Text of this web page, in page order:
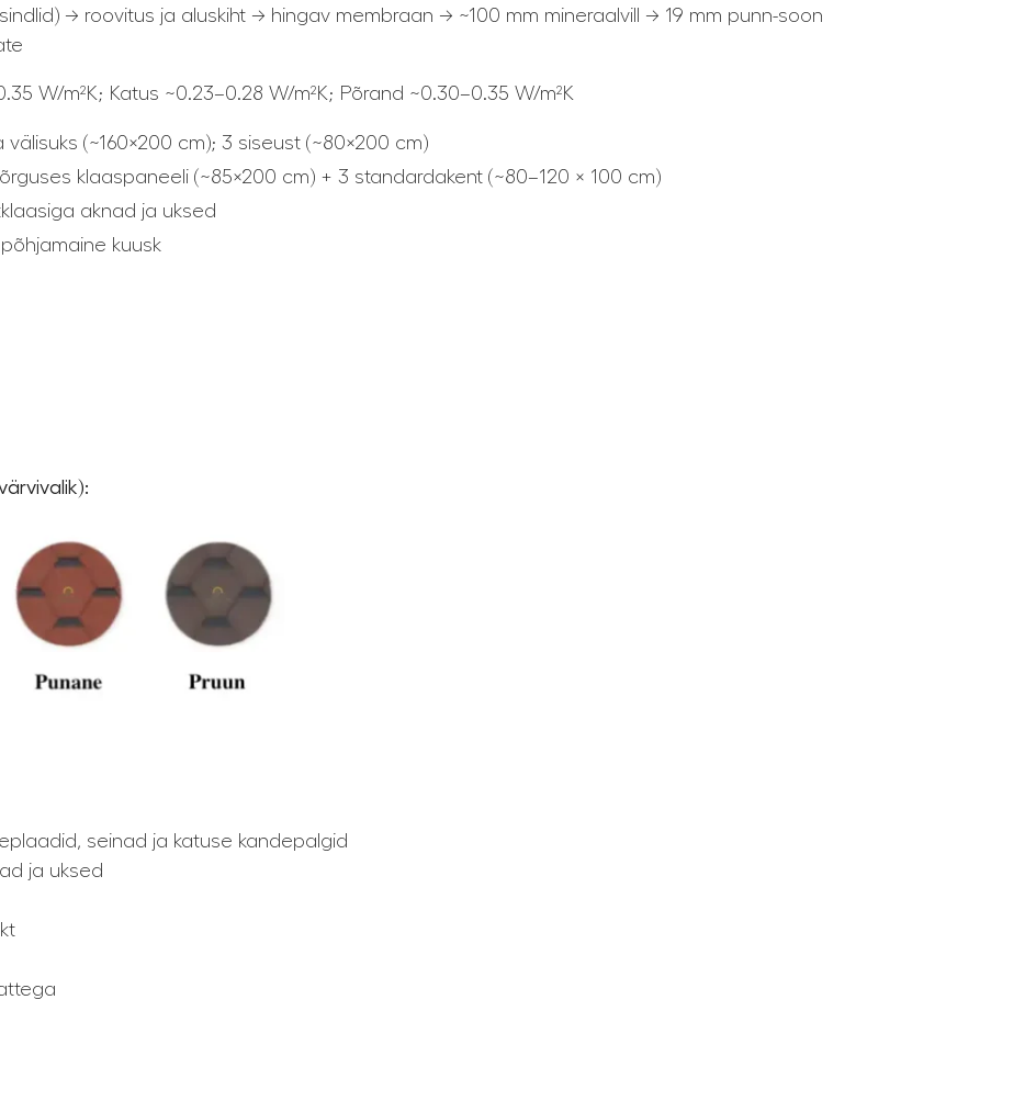
→ roovitus ja aluskiht → hingav membraan → ~100 mm mineraalvill → 19 mm punn-soon
W/m²K; Katus ~0.23–0.28 W/m²K; Põrand ~0.30–0.35 W/m²K
välisuks (~160×200 cm); 3 siseust (~80×200 cm)
klaaspaneeli (~85×200 cm) + 3 standardakent (~80–120 × 100 cm)
aknad ja uksed
kuusk
seinad ja katuse kandepalgid
ja uksed